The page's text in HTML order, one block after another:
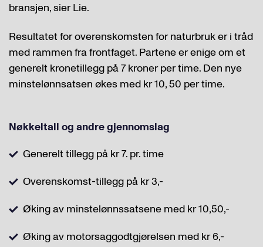
bransjen, sier Lie.
Resultatet for overenskomsten for naturbruk er i tråd
med rammen fra frontfaget. Partene er enige om et
generelt kronetillegg på 7 kroner per time. Den nye
minstelønnsatsen økes med kr 10, 50 per time.
Nøkkeltall og andre gjennomslag
Generelt tillegg på kr 7. pr. time
Overenskomst-tillegg på kr 3,-
Øking av minstelønnssatsene med kr 10,50,-
Øking av motorsaggodtgjørelsen med kr 6,-